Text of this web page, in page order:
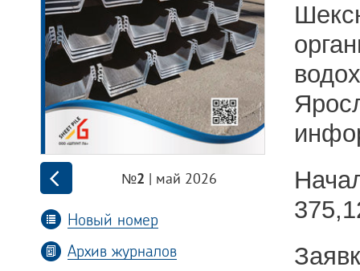
№2 | май 2026
Новый номер
Архив журналов